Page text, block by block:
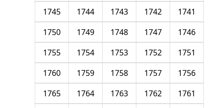
1741
1742
1743
1744
1745
1746
1747
1748
1749
1750
1751
1752
1753
1754
1755
1756
1757
1758
1759
1760
1761
1762
1763
1764
1765